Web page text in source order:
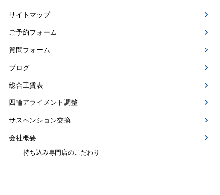
サイトマップ
ご予約フォーム
質問フォーム
ブログ
総合工賃表
四輪アライメント調整
サスペンション交換
会社概要
持ち込み専門店のこだわり